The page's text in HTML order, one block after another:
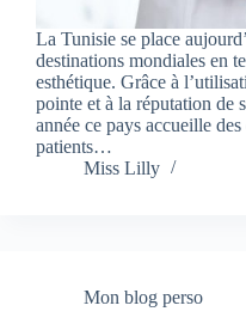
La Tunisie se place
destinations mondiales en
esthétique. Grâce à
pointe et à la réputation de
année ce pays accueille
patients…
Miss Lilly
Mon blog perso